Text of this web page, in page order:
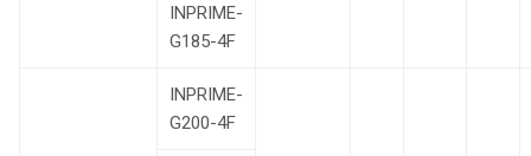
INPRIME-
G185-4F
INPRIME-
G200-4F